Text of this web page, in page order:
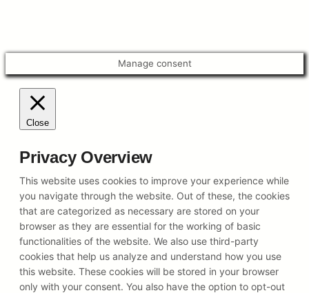
Manage consent
Close
Privacy Overview
This website uses cookies to improve your experience while
you navigate through the website. Out of these, the cookies
that are categorized as necessary are stored on your
browser as they are essential for the working of basic
functionalities of the website. We also use third-party
cookies that help us analyze and understand how you use
this website. These cookies will be stored in your browser
only with your consent. You also have the option to opt-out